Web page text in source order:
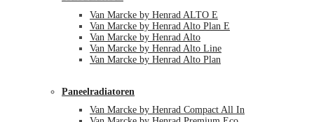
Van Marcke by Henrad ALTO E
Van Marcke by Henrad Alto Plan E
Van Marcke by Henrad Alto
Van Marcke by Henrad Alto Line
Van Marcke by Henrad Alto Plan
Paneelradiatoren
Van Marcke by Henrad Compact All In